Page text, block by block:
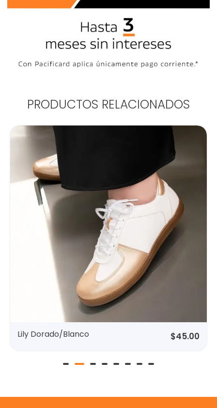
PRODUCTOS RELACIONADOS
$45.00